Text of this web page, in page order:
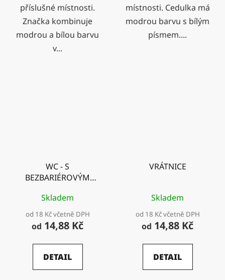
příslušné místnosti.
Značka kombinuje
modrou a bílou barvu
v...
místnosti. Cedulka má
modrou barvu s bílým
písmem....
WC - S
BEZBARIÉROVÝM
Skladem
od 18 Kč včetně DPH
od 14,88 Kč
DETAIL
VRÁTNICE
Skladem
od 18 Kč včetně DPH
od 14,88 Kč
DETAIL